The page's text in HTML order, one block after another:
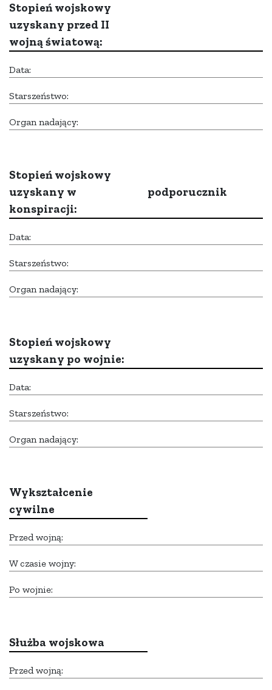
Stopień wojskowy
uzyskany przed II
wojną światową:
Data:
Starszeństwo:
Organ nadający:
Stopień wojskowy
uzyskany w
konspiracji:
podporucznik
Data:
Starszeństwo:
Organ nadający:
Stopień wojskowy
uzyskany po wojnie:
Data:
Starszeństwo:
Organ nadający:
Wykształcenie
cywilne
Przed wojną:
W czasie wojny:
Po wojnie:
Służba wojskowa
Przed wojną: